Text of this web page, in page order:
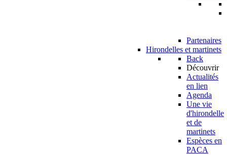
Partenaires
Hirondelles et martinets
Back
Découvrir
Actualités
en lien
Agenda
Une vie
d'hirondelle
et de
martinets
Espèces en
PACA